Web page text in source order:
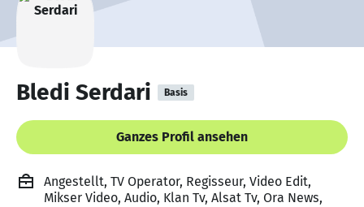
Bledi Serdari Basis
Ganzes Profil ansehen
Angestellt, TV Operator, Regisseur, Video Edit,
Mikser Video, Audio, Klan Tv, Alsat Tv, Ora News,